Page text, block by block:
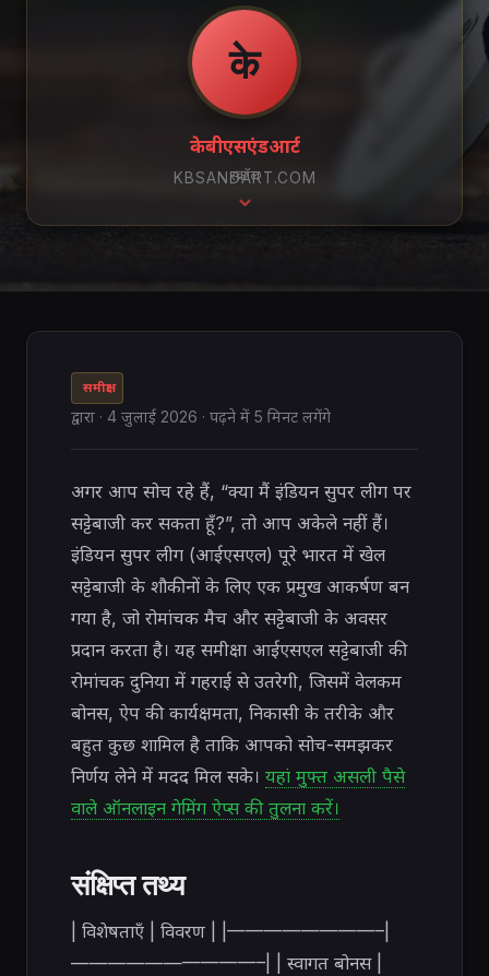
के
केबीएसएंडआर्ट
KBSANDART.COM
स्क्रॉल
समीक्षा
द्वारा · 4 जुलाई 2026 · पढ़ने में 5 मिनट लगेंगे
अगर आप सोच रहे हैं, “क्या मैं इंडियन सुपर लीग पर
सट्टेबाजी कर सकता हूँ?”, तो आप अकेले नहीं हैं।
इंडियन सुपर लीग (आईएसएल) पूरे भारत में खेल
सट्टेबाजी के शौकीनों के लिए एक प्रमुख आकर्षण बन
गया है, जो रोमांचक मैच और सट्टेबाजी के अवसर
प्रदान करता है। यह समीक्षा आईएसएल सट्टेबाजी की
रोमांचक दुनिया में गहराई से उतरेगी, जिसमें वेलकम
बोनस, ऐप की कार्यक्षमता, निकासी के तरीके और
बहुत कुछ शामिल है ताकि आपको सोच-समझकर
निर्णय लेने में मदद मिल सके। यहां मुफ्त असली पैसे
वाले ऑनलाइन गेमिंग ऐप्स की तुलना करें।
संक्षिप्त तथ्य
| विशेषताएँ | विवरण | |————————–|
——————————–| | स्वागत बोनस |